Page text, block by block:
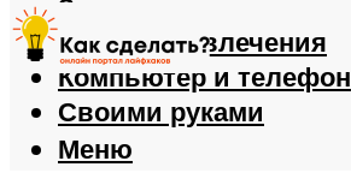
Здоровье
Игры и развлечения
Компьютер и телефон
Своими руками
Меню